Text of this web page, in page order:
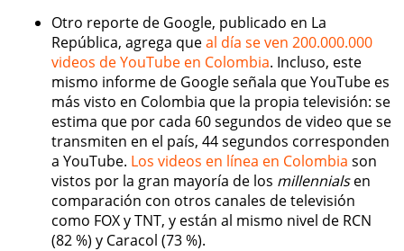
Otro reporte de Google, publicado en La
República, agrega queal día se ven 200.000.000
videos de YouTube en Colombia. Incluso, este
mismo informe de Google señala que YouTube es
más visto en Colombia que la propia televisión: se
estima que por cada 60 segundos de video que se
transmiten en el país, 44 segundos corresponden
a YouTube. Los videos en línea en Colombia son
vistos por la gran mayoría de los millennialsen
comparación con otros canales de televisión
como FOX y TNT, y están al mismo nivel de RCN
(82 %) y Caracol (73 %).